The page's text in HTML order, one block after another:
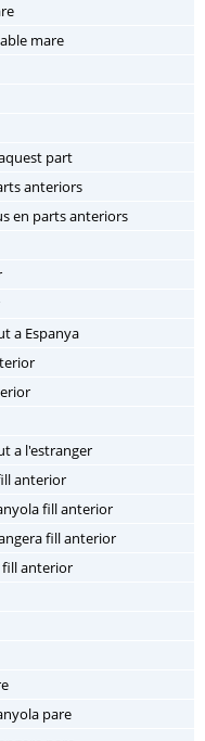
mare
part
anteriors
en parts anteriors
a Espanya
a l'estranger
anterior
fill anterior
fill anterior
fill anterior
pare